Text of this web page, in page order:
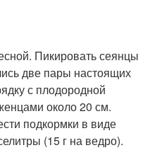
Пикировать сеянцы
две пары настоящих
с плодородной
около 20 см.
подкормки в виде
(15 г на ведро).